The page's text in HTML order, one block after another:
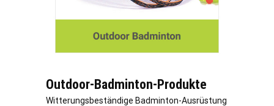
Outdoor-Badminton-Produkte
Witterungsbeständige Badminton-Ausrüstung